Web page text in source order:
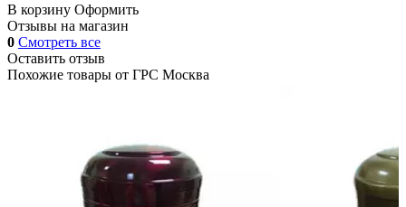
В корзину Оформить
Отзывы на магазин
0 Смотреть все
Оставить отзыв
Похожие товары от ГРС Москва